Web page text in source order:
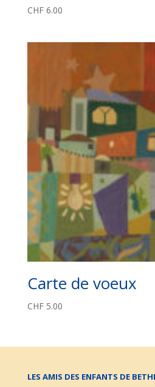
CHF6.00
Carte de voeux
CHF5.00
LES AMIS DES ENFANTS DE